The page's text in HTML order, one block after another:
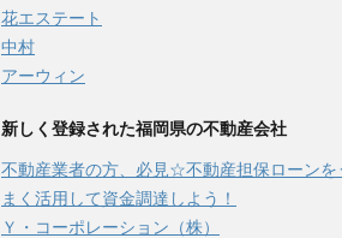
花エステート
中村
アーウィン
新しく登録された福岡県の不動産会社
不動産業者の方、必見☆不動産担保ローンを
まく活用して資金調達しよう！
Ｙ・コーポレーション（株）